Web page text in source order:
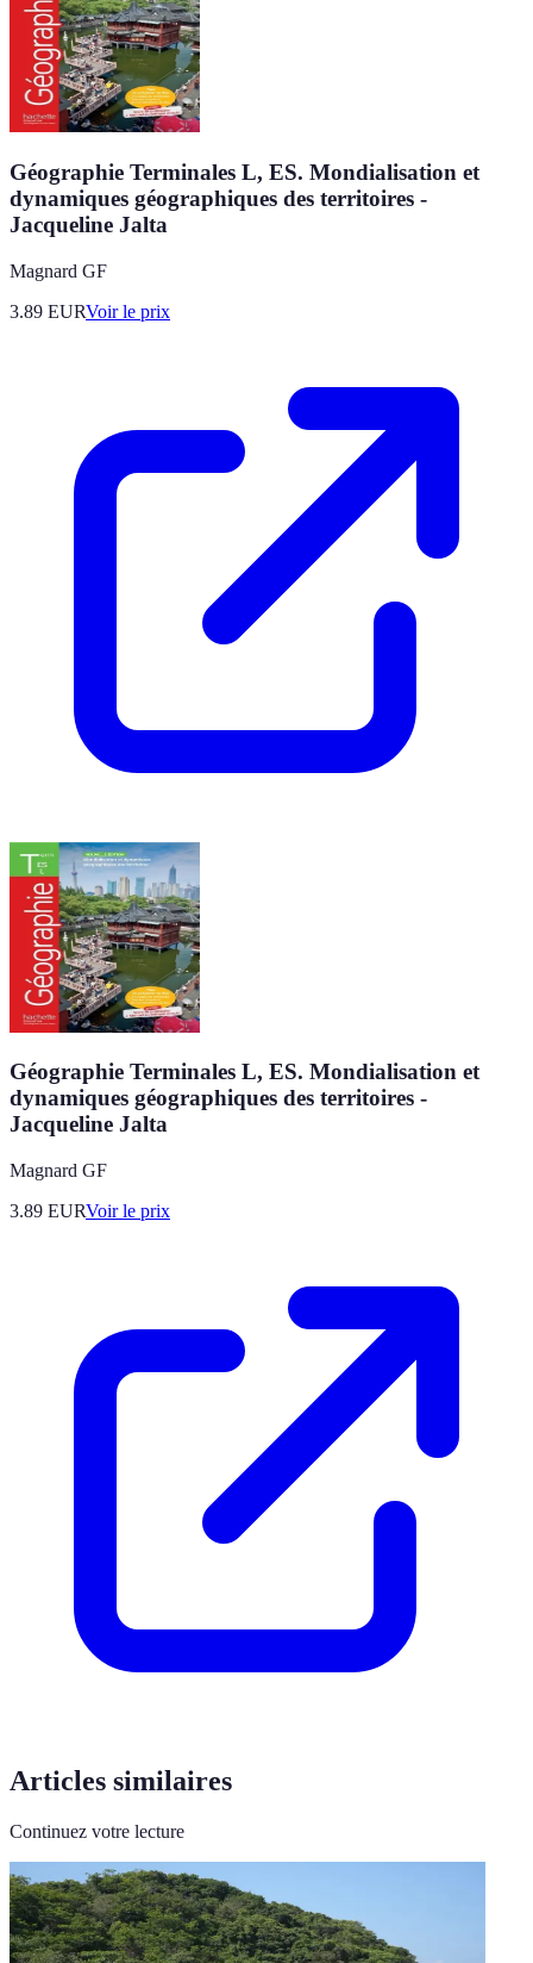
Géographie Terminales L, ES. Mondialisation et
dynamiques géographiques des territoires -
Jacqueline Jalta
Magnard GF
3.89 EURVoir le prix
Géographie Terminales L, ES. Mondialisation et
dynamiques géographiques des territoires -
Jacqueline Jalta
Magnard GF
3.89 EURVoir le prix
Articles similaires
Continuez votre lecture